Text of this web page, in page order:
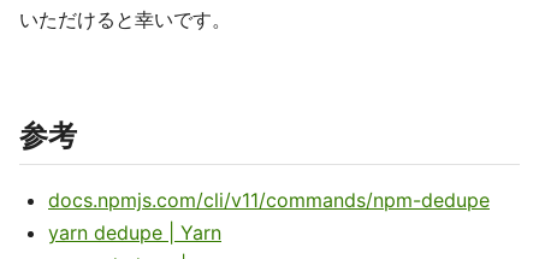
いただけると幸いです。
参考
docs.npmjs.com/cli/v11/commands/npm-dedupe
yarn dedupe | Yarn